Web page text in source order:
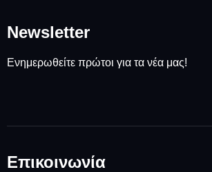
Newsletter
Ενημερωθείτε πρώτοι για τα νέα μας!
Επικοινωνία